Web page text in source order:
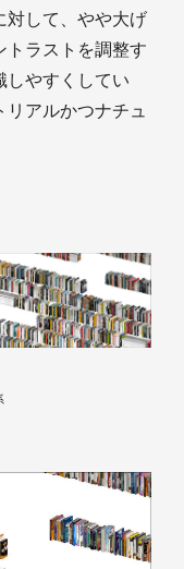
対して、やや大げ
トラストを調整す
しやすくしてい
アルかつナチュ